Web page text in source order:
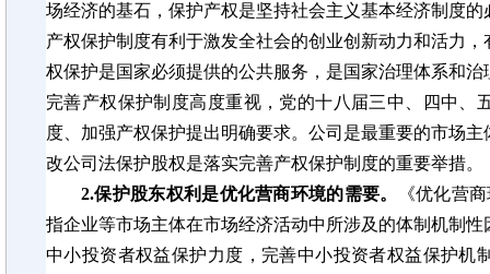
场经济的基石，保护产权是坚持社会主义基本经济制度
产权保护制度有利于激发全社会的创业创新动力和活力
权保护是国家必须提供的公共服务，是国家治理体系和
完善产权保护制度高度重视，党的十八届三中、四中、
度、加强产权保护提出明确要求。公司是最重要的市场
改公司法保护股权是落实完善产权保护制度的重要举措。
2.保护股东权利是优化营商环境的需要。
《优化营
指企业等市场主体在市场经济活动中所涉及的体制机制
中小投资者权益保护力度，完善中小投资者权益保护机